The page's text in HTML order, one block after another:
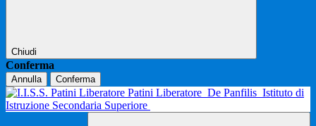
Chiudi
Conferma
Annulla Conferma
Patini Liberatore De Panfilis Istituto di
Istruzione Secondaria Superiore